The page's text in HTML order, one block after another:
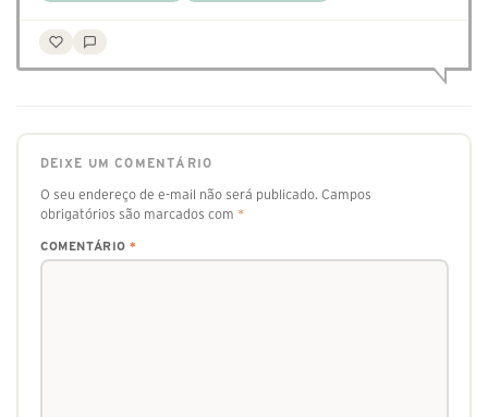
DEIXE UM COMENTÁRIO
O seu endereço de e-mail não será publicado. Campos
obrigatórios são marcados com *
COMENTÁRIO *